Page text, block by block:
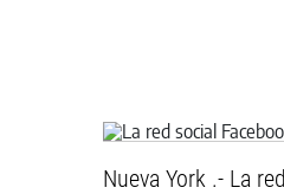
Nueva York .- La